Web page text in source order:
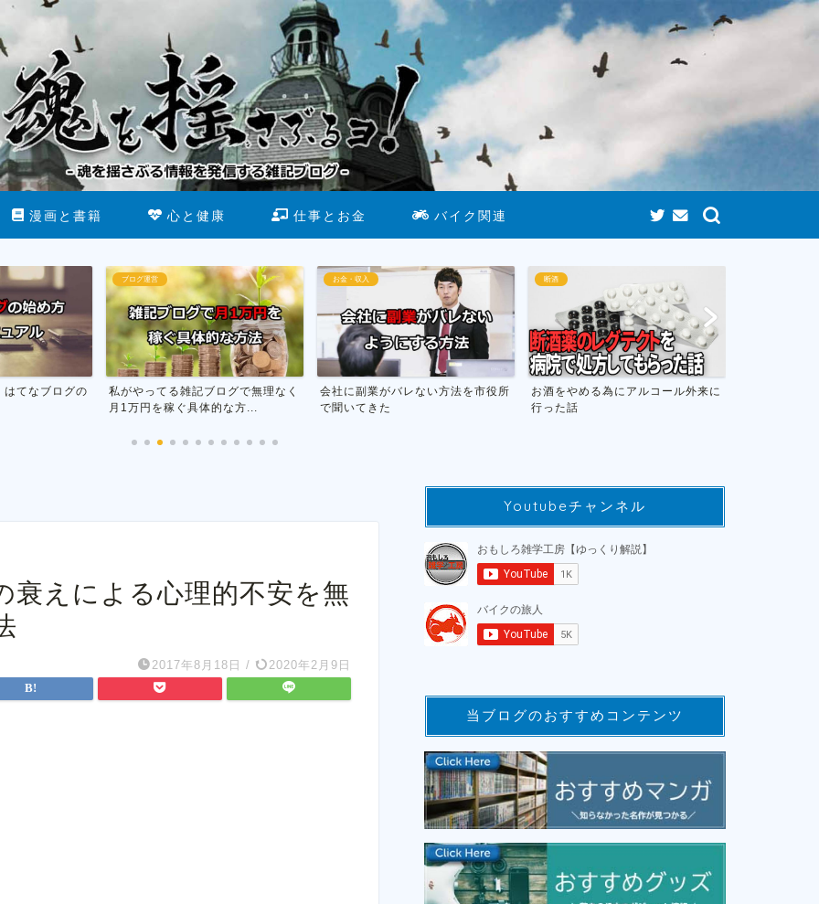
漫画と書籍 心と健康 仕事とお金 バイク関連
ログで無理なく
お金・収入
会社に副業がバレない方法を市役所
で聞いてきた
断酒
お酒をやめる為にアルコール外来に
行った話
断酒
お酒をやめて人生が変わったお話し
衰えによる心理的不安を無
2017年8月18日 / 2020年2月9日
Youtubeチャンネル
当ブログのおすすめコンテンツ